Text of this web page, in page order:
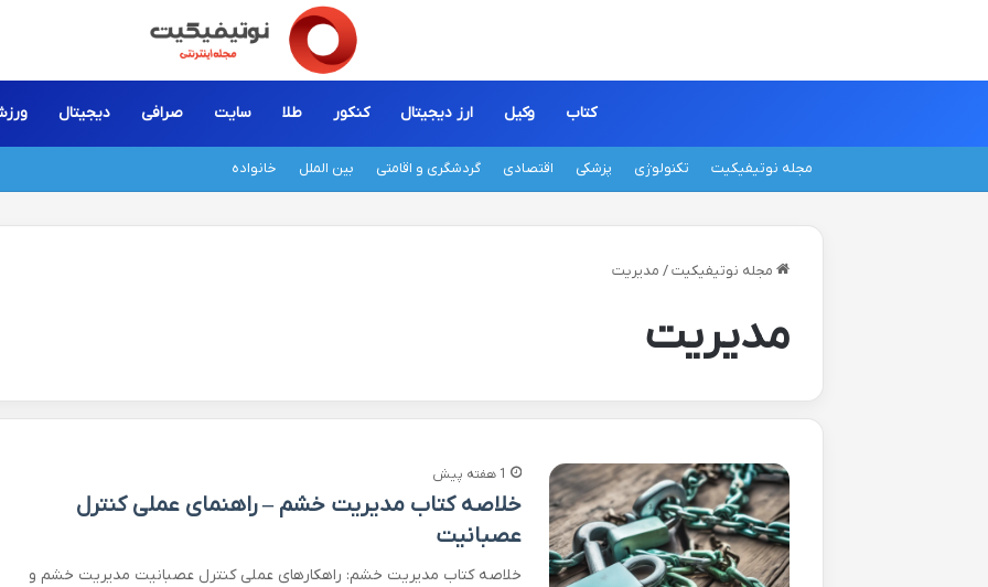
کتاب وکیل ارز دیجیتال کنکور طلا سایت صرافی دیجیتال
مجله نوتیفیکیت تکنولوژی پزشکی اقتصادی گردشگری و اقامتی بین الملل خانواده
مجله نوتیفیکیت / مدیریت
مدیریت
1 هفته پیش
خلاصه کتاب مدیریت خشم – راهنمای عملی کنترل
عصبانیت
خلاصه کتاب مدیریت خشم: راهکارهای عملی کنترل عصبانیت مدیریت خشم و